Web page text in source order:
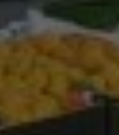
Google Analytics
Marketing
Marketing Cookies
Publishern verwendet,
Werbung anzuzeigen. Sie
Google Tag Manager